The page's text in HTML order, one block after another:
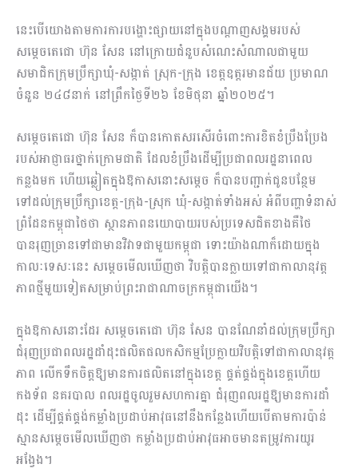
នេះបើយោងតាមការការបង្ហោះផ្សាយនៅក្នុងបណ្ដាញសង្គមរបស់
សម្ដេចតេជោ ហ៊ុន សែន នៅក្រោយជំនួបសំណេះសំណាលជាមួយ
សមាជិកក្រុមប្រឹក្សាឃុំ-សង្កាត់ ស្រុក-ក្រុង ខេត្តឧត្តរមានជ័យ ប្រមាណ
ចំនួន ២៤៨នាក់ នៅព្រឹកថ្ងៃទី២៦ ខែមិថុនា ឆ្នាំ២០២៥។
សម្តេចតេជោ ហ៊ុន សែន ក៏បានកោតសរសើរចំពោះការខិតខំប្រឹងប្រែង
របស់អាជ្ញាធរថ្នាក់ក្រោមជាតិ ដែលខំប្រឹងដើម្បីប្រជាពលរដ្ឋនាពេល
កន្លងមក ហើយឆ្លៀតក្នុងឱកាសនោះសម្តេច ក៏បានបញ្ជាក់ជូនបន្ថែម
ទៅដល់ក្រុមប្រឹក្សាខេត្ត-ក្រុង-ស្រុក ឃុំ-សង្កាត់ទាំងអស់ អំពីបញ្ហាទំនាស់
ព្រំដែនកម្ពុជាថៃថា ស្ថានភាពនយោបាយរបស់ប្រទេសជិតខាងគឺថៃ
បានរុញច្រានទៅជាមានវិវាទជាមួយកម្ពុជា ទោះយ៉ាងណាក៏ដោយក្នុង
កាលៈទេសៈនេះ សម្តេចមើលឃើញថា វិបត្តិបានក្លាយទៅជាកាលានុវត្ត
ភាពថ្មីមួយទៀតសម្រាប់ព្រះរាជាណាចក្រកម្ពុជាយើង។
ក្នុងឱកាសនោះដែរ សម្តេចតេជោ ហ៊ុន សែន បានណែនាំដល់ក្រុមប្រឹក្សា
ជំរុញប្រជាពលរដ្ឋដាំដុះផលិតផលកសិកម្មប្រែក្លាយវិបត្តិទៅជាកាលានុវត្ត
ភាព លើកទឹកចិត្តឱ្យមានការផលិតនៅក្នុងខេត្ត ផ្គត់ផ្គង់ក្នុងខេត្តហើយ
កងទ័ព នគរបាល ពលរដ្ឋចូលរួមសហការគ្នា ជំរុញពលរដ្ឋឱ្យមានការដាំ
ដុះ ដើម្បីផ្គត់ផ្គង់កម្លាំងប្រដាប់អាវុធនៅនឹងកន្លែងហើយបើតាមការប៉ាន់
ស្មានសម្តេចមើលឃើញថា កម្លាំងប្រដាប់អាវុធអាចមានតម្រូវការយូរ
អង្វែង។